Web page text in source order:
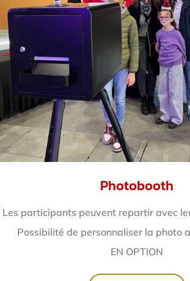
Photobooth
Les participants peuvent repartir avec
Possibilité de personnaliser la photo
EN OPTION